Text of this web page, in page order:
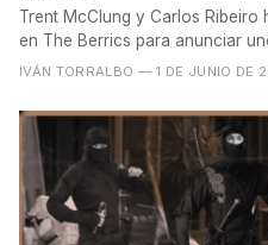
Trent McClung y Carlos Ribeiro
en The Berrics para anunciar
IVÁN TORRALBO — 1 DE JUNIO DE